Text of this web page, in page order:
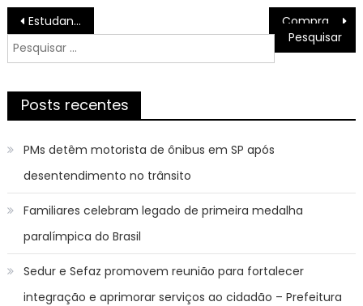
Navegação
de
Post
Estudantes do Colégio Estadual Luiz Viana, em Salvador, iniciam capacitação em Comunicação. | SECOM
Pesquisar
por:
Posts recentes
PMs detêm motorista de ônibus em SP após
desentendimento no trânsito
Familiares celebram legado de primeira medalha
paralímpica do Brasil
Sedur e Sefaz promovem reunião para fortalecer
integração e aprimorar serviços ao cidadão – Prefeitura